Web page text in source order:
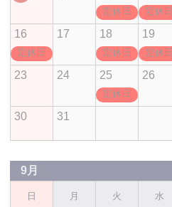
定休日 定休日
16
定休日
17 18
定休日
19
定休日
23 24 25
定休日
26
30 31
9月
日 月 火 水